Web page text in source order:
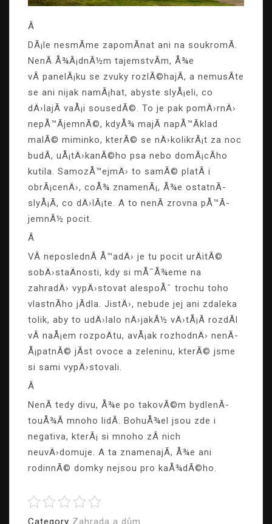
Â
DÃ¡le nesmÃ­me zapomÃ­nat ani na soukromÃ­.
NenÃ­ Å¾Ã¡dnÃ½m tajemstvÃ­m, Å¾e
vÂ panelÃ¡ku se zvuky rozlÃ©hajÃ­, a nemusÃ­te
se ani nijak namÃ¡hat, abyste slyÅ¡eli, co
dÄ›lajÃ­ vaÅ¡i sousedÃ©. To je pak pomÄ›rnÄ›
nepÅ™Ã­jemnÃ©, kdyÅ¾ majÃ­ napÅ™Ã­klad
malÃ© miminko, kterÃ© se nÄ›kolikrÃ¡t za noc
budÃ­, uÅ¡tÄ›kanÃ©ho psa nebo domÃ¡cÃ­ho
kutila. SamozÅ™ejmÄ› to samÃ© platÃ­ i
obrÃ¡cenÄ›, coÅ¾ znamenÃ¡, Å¾e ostatnÃ­
slyÅ¡Ã­, co dÄ›lÃ¡te. A to nenÃ­ zrovna pÅ™Ã­
jemnÃ½ pocit.
Â
VÂ neposlednÃ­ Å™adÄ› je tu pocit urÄitÃ©
sobÄ›staÄnosti, kdy si mÅ¯Å¾eme na
zahradÄ› vypÄ›stovat alespoÅˆ trochu toho
vlastnÃ­ho jÃ­dla. JistÄ›, nebude jej ani zdaleka
tolik, aby to udÄ›lalo nÄ›jakÃ½ vÄ›tÅ¡Ã­ rozdÃ­l
vÂ naÅ¡em rozpoÄtu, avÅ¡ak rozhodnÄ› nenÃ­
Å¡patnÃ© jÃ­st ovoce a zeleninu, kterÃ© jsme
si sami vypÄ›stovali.
Â
NenÃ­ tedy divu, Å¾e po takovÃ©m bydlenÃ­
touÅ¾Ã­ mnoho lidÃ­. BohuÅ¾el jsou zde i
negativa, kterÃ¡ si mnoho zÂ nich
neuvÄ›domuje. A ta znamenajÃ­, Å¾e ani
rodinnÃ© domky nejsou pro kaÅ¾dÃ©ho.
Category Zahrada a dům